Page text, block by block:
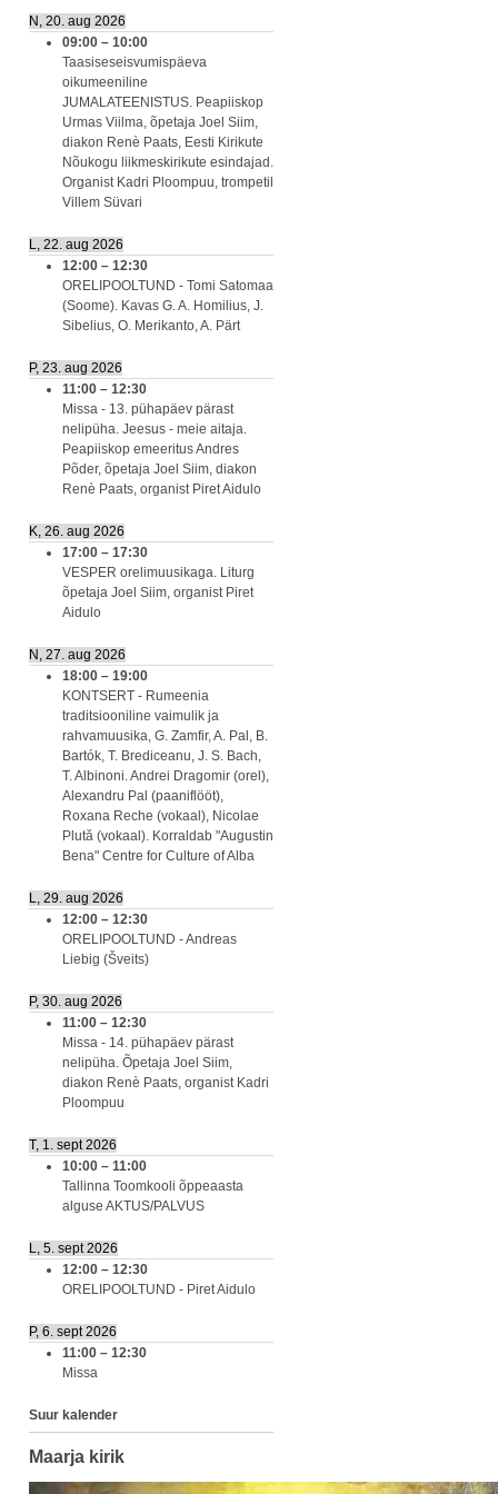
N, 20. aug 2026
09:00 – 10:00
Taasiseseisvumispäeva
oikumeeniline
JUMALATEENISTUS. Peapiiskop
Urmas Viilma, õpetaja Joel Siim,
diakon Renè Paats, Eesti Kirikute
Nõukogu liikmeskirikute esindajad.
Organist Kadri Ploompuu, trompetil
Villem Süvari
L, 22. aug 2026
12:00 – 12:30
ORELIPOOLTUND - Tomi Satomaa
(Soome). Kavas G. A. Homilius, J.
Sibelius, O. Merikanto, A. Pärt
P, 23. aug 2026
11:00 – 12:30
Missa - 13. pühapäev pärast
nelipüha. Jeesus - meie aitaja.
Peapiiskop emeeritus Andres
Põder, õpetaja Joel Siim, diakon
Renè Paats, organist Piret Aidulo
K, 26. aug 2026
17:00 – 17:30
VESPER orelimuusikaga. Liturg
õpetaja Joel Siim, organist Piret
Aidulo
N, 27. aug 2026
18:00 – 19:00
KONTSERT - Rumeenia
traditsiooniline vaimulik ja
rahvamuusika, G. Zamfir, A. Pal, B.
Bartók, T. Brediceanu, J. S. Bach,
T. Albinoni. Andrei Dragomir (orel),
Alexandru Pal (paaniflööt),
Roxana Reche (vokaal), Nicolae
Plută (vokaal). Korraldab "Augustin
Bena" Centre for Culture of Alba
L, 29. aug 2026
12:00 – 12:30
ORELIPOOLTUND - Andreas
Liebig (Šveits)
P, 30. aug 2026
11:00 – 12:30
Missa - 14. pühapäev pärast
nelipüha. Õpetaja Joel Siim,
diakon Renè Paats, organist Kadri
Ploompuu
T, 1. sept 2026
10:00 – 11:00
Tallinna Toomkooli õppeaasta
alguse AKTUS/PALVUS
L, 5. sept 2026
12:00 – 12:30
ORELIPOOLTUND - Piret Aidulo
P, 6. sept 2026
11:00 – 12:30
Missa
Suur kalender
Maarja kirik